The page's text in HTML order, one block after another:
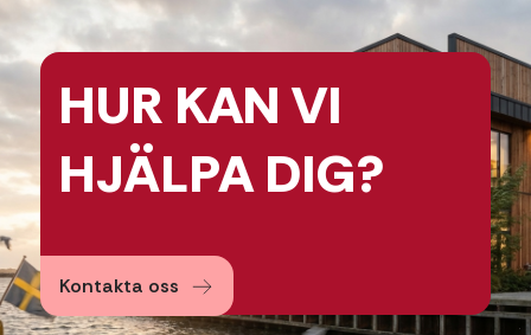
HUR KAN VI
HJÄLPADIG?
Kontakta oss